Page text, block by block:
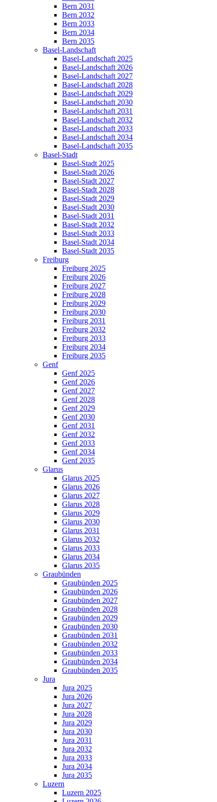
Bern 2031
Bern 2032
Bern 2033
Bern 2034
Bern 2035
Basel-Landschaft
Basel-Landschaft 2025
Basel-Landschaft 2026
Basel-Landschaft 2027
Basel-Landschaft 2028
Basel-Landschaft 2029
Basel-Landschaft 2030
Basel-Landschaft 2031
Basel-Landschaft 2032
Basel-Landschaft 2033
Basel-Landschaft 2034
Basel-Landschaft 2035
Basel-Stadt
Basel-Stadt 2025
Basel-Stadt 2026
Basel-Stadt 2027
Basel-Stadt 2028
Basel-Stadt 2029
Basel-Stadt 2030
Basel-Stadt 2031
Basel-Stadt 2032
Basel-Stadt 2033
Basel-Stadt 2034
Basel-Stadt 2035
Freiburg
Freiburg 2025
Freiburg 2026
Freiburg 2027
Freiburg 2028
Freiburg 2029
Freiburg 2030
Freiburg 2031
Freiburg 2032
Freiburg 2033
Freiburg 2034
Freiburg 2035
Genf
Genf 2025
Genf 2026
Genf 2027
Genf 2028
Genf 2029
Genf 2030
Genf 2031
Genf 2032
Genf 2033
Genf 2034
Genf 2035
Glarus
Glarus 2025
Glarus 2026
Glarus 2027
Glarus 2028
Glarus 2029
Glarus 2030
Glarus 2031
Glarus 2032
Glarus 2033
Glarus 2034
Glarus 2035
Graubünden
Graubünden 2025
Graubünden 2026
Graubünden 2027
Graubünden 2028
Graubünden 2029
Graubünden 2030
Graubünden 2031
Graubünden 2032
Graubünden 2033
Graubünden 2034
Graubünden 2035
Jura
Jura 2025
Jura 2026
Jura 2027
Jura 2028
Jura 2029
Jura 2030
Jura 2031
Jura 2032
Jura 2033
Jura 2034
Jura 2035
Luzern
Luzern 2025